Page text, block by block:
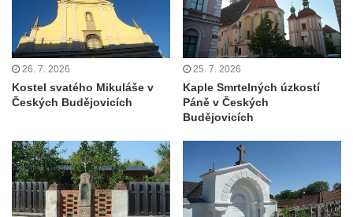
Výklenková kaple u vodojemu v severní
části Kozel
Kaple u kostela svatého Jakuba Většího
(Staršího) u Lahovic
Kostel svatého Jakuba Většího (Staršího) u
Kaple Panny Marie Bolestné v Benešově
nad Ploučnicí
Kostel Narození Panny Marie v Benešově
26. 7. 2026
Kostel svatého Mikuláše v
Českých Budějovicích
25. 7. 2026
Kaple Smrtelných úzkostí
Páně v Českých
Budějovicích